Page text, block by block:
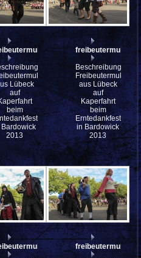
Lübeck
auf
beim
Bardowick
2013
Beschreibung:
Freibeutermukke
aus Lübeck
auf
Kaperfahrt
beim
Erntedankfest
in Bardowick
2013